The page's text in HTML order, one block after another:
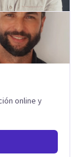
online y